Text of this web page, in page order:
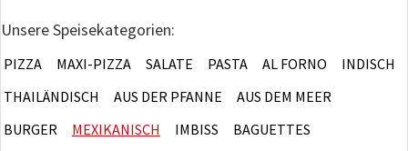
Unsere Speisekategorien:
PIZZA MAXI-PIZZA SALATE PASTA AL FORNO
INDISCH
THAILÄNDISCH
AUS DER PFANNE
AUS DEM MEER
BURGER
MEXIKANISCH IMBISS
BAGUETTES